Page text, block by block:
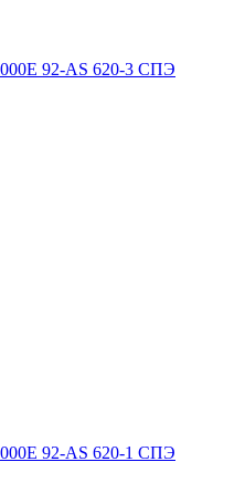
92-AS 620-3 СПЭ
92-AS 620-1 СПЭ